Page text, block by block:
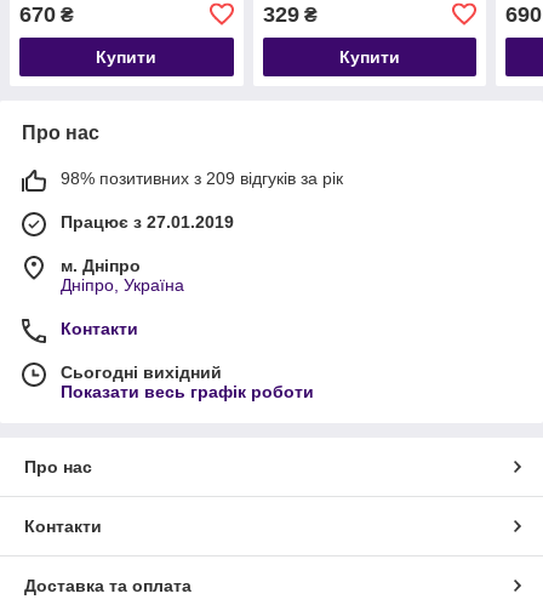
670 ₴
Купити
329₴
Купити
690
Про нас
98% позитивних з 209 відгуків за рік
Працює з 27.01.2019
м. Дніпро
Дніпро, Україна
Контакти
Сьогодні вихідний
Показати весь графік роботи
Про нас
Контакти
Доставка та оплата